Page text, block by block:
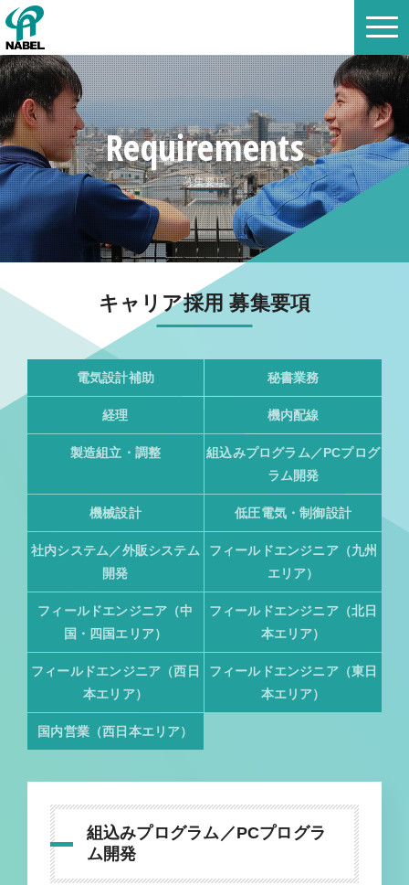
Requirements
募集要項
キャリア採用 募集要項
電気設計補助 秘書業務
経理 機内配線
製造組立・調整
組込みプログラム／PCプログ
ラム開発
機械設計 低圧電気・制御設計
社内システム／外販システム
開発
フィールドエンジニア（九州
エリア）
フィールドエンジニア（中
国・四国エリア）
フィールドエンジニア（北日
本エリア）
フィールドエンジニア（西日
本エリア）
フィールドエンジニア（東日
本エリア）
国内営業（西日本エリア）
組込みプログラム／PCプログラ
ム開発